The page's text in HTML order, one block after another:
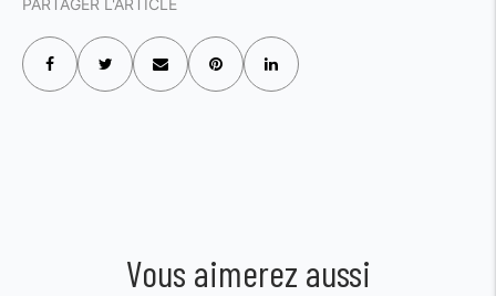
Vous aimerez aussi